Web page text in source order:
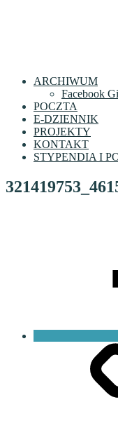
ARCHIWUM
Facebook
POCZTA
E-DZIENNIK
PROJEKTY
KONTAKT
STYPENDIA I